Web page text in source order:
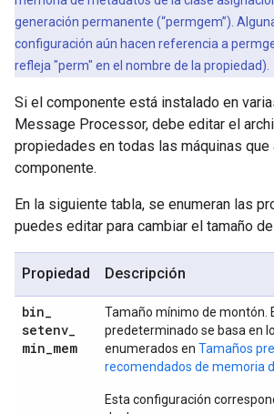
generación permanente (“permgem”).
configuración aún hacen referencia a
refleja "perm" en el nombre de la propiedad).
Si el componente está instalado en
Message Processor, debe editar el
propiedades en todas las máquinas que
componente.
En la siguiente tabla, se enumeran las
puedes editar para cambiar el tamaño
Propiedad Descripción
bin_
setenv_
min_mem
Tamaño mínimo de montón.
predeterminado se basa en
enumerados en Tamaños
recomendados de memoria
Esta configuración